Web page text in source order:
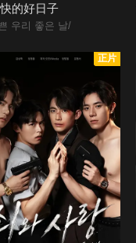
的好日子
우리 좋은 날/
正片